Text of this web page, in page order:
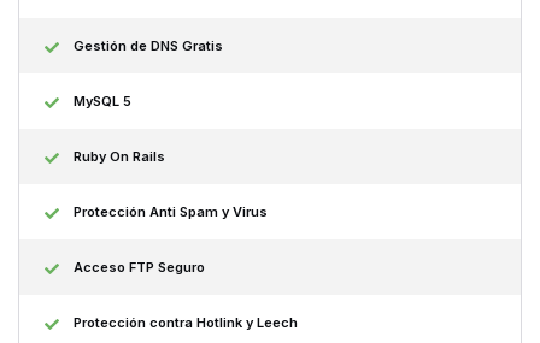
Gestión de DNS Gratis
MySQL 5
Ruby On Rails
Protección Anti Spam y Virus
Acceso FTP Seguro
Protección contra Hotlink y Leech